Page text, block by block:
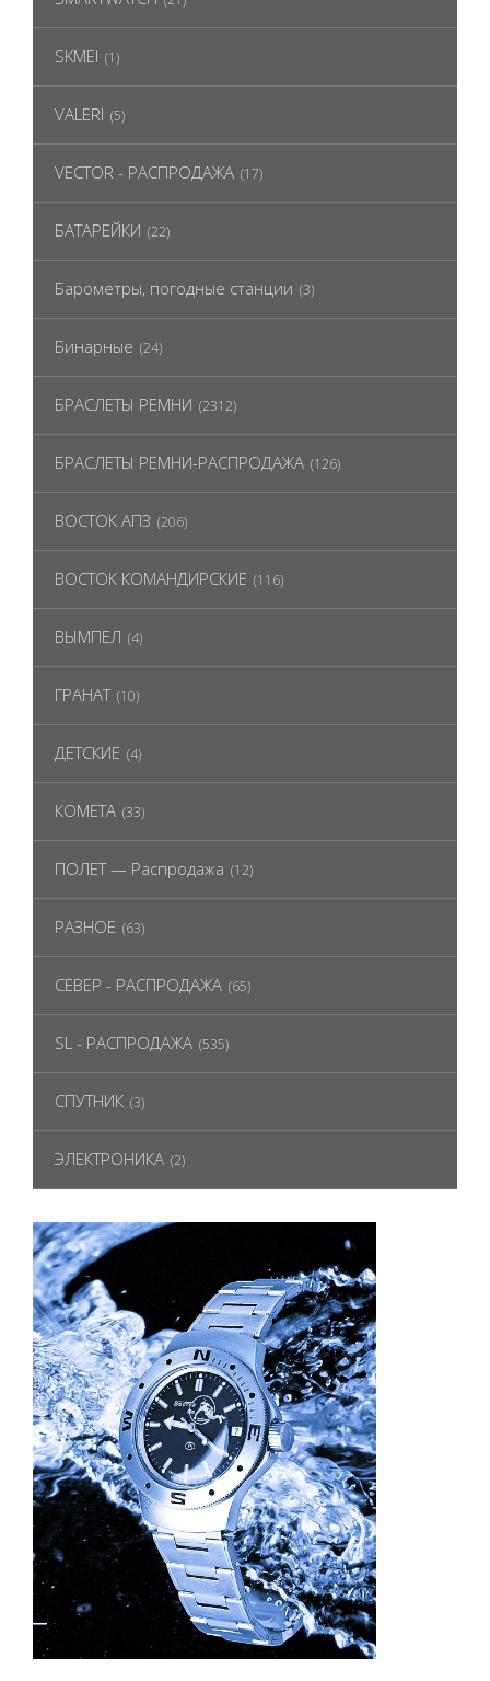
SKMEI (1)
VALERI (5)
VECTOR - РАСПРОДАЖА (17)
БАТАРЕЙКИ (22)
Барометры, погодные станции (3)
Бинарные (24)
БРАСЛЕТЫ РЕМНИ (2312)
БРАСЛЕТЫ РЕМНИ-РАСПРОДАЖА (126)
ВОСТОК АПЗ (206)
ВОСТОК КОМАНДИРСКИЕ (116)
ВЫМПЕЛ (4)
ГРАНАТ (10)
ДЕТСКИЕ (4)
КОМЕТА (33)
ПОЛЕТ — Распродажа (12)
РАЗНОЕ (63)
СЕВЕР - РАСПРОДАЖА (65)
SL - РАСПРОДАЖА (535)
СПУТНИК (3)
ЭЛЕКТРОНИКА (2)